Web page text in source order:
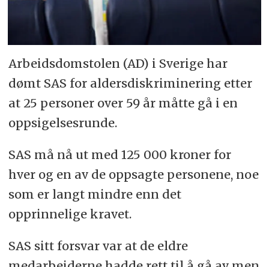
Arbeidsdomstolen (AD) i Sverige har
dømt SAS for aldersdiskriminering etter
at 25 personer over 59 år måtte gå i en
oppsigelsesrunde.
SAS må nå ut med 125 000 kroner for
hver og en av de oppsagte personene, noe
som er langt mindre enn det
opprinnelige kravet.
SAS sitt forsvar var at de eldre